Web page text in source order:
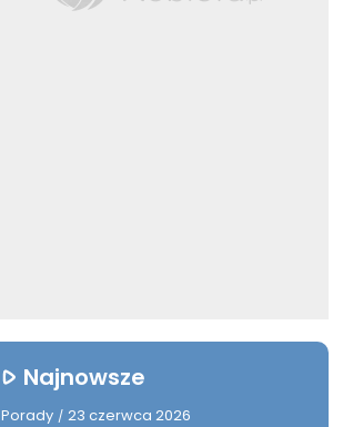
Najnowsze
Porady / 23 czerwca 2026